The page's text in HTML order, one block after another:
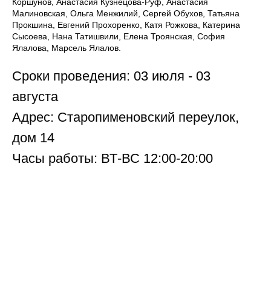
Малиновская, Ольга Менжилий, Сергей Обухов, Татьяна
Прокшина, Евгений Прохоренко, Катя Рожкова, Катерина
Сысоева, Нана Татишвили, Елена Троянская, София
Ялалова, Марсель Ялалов.
Сроки проведения: 03 июля - 03
августа
Адрес: Старопименовский переулок,
дом 14
Часы работы: ВТ-ВС 12:00-20:00